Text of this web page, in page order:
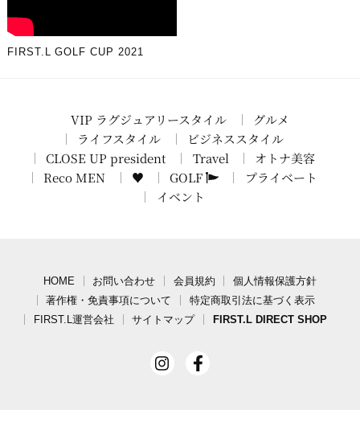
FIRST.L GOLF CUP 2021
VIP ラグジュアリースタイル
グルメ
ライフスタイル
ビジネススタイル
CLOSE UP president
Travel
オトナ美容
Reco MEN
♥ GOLF
プライベート
イベント
HOME お問い合わせ 会員規約
個人情報保護方針
著作権・免責事項について
特定商取引法に基づく表示
FIRST.L運営会社
サイトマップ FIRST.L DIRECT SHOP